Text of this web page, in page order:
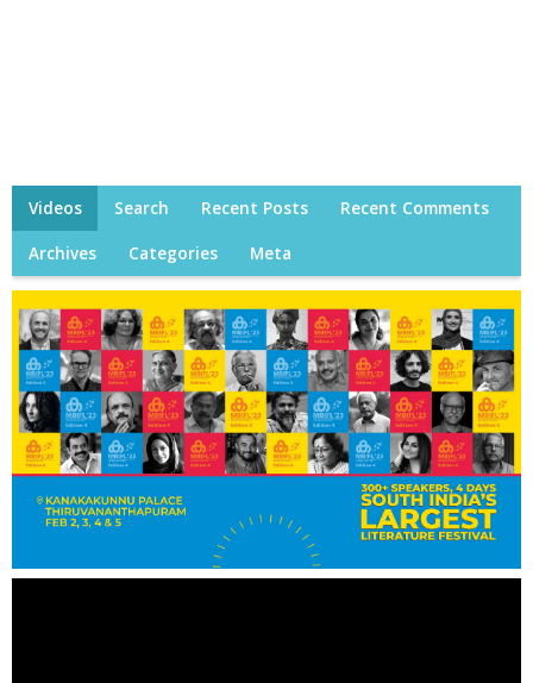
Videos Search Recent Posts Recent Comments
Archives Categories Meta